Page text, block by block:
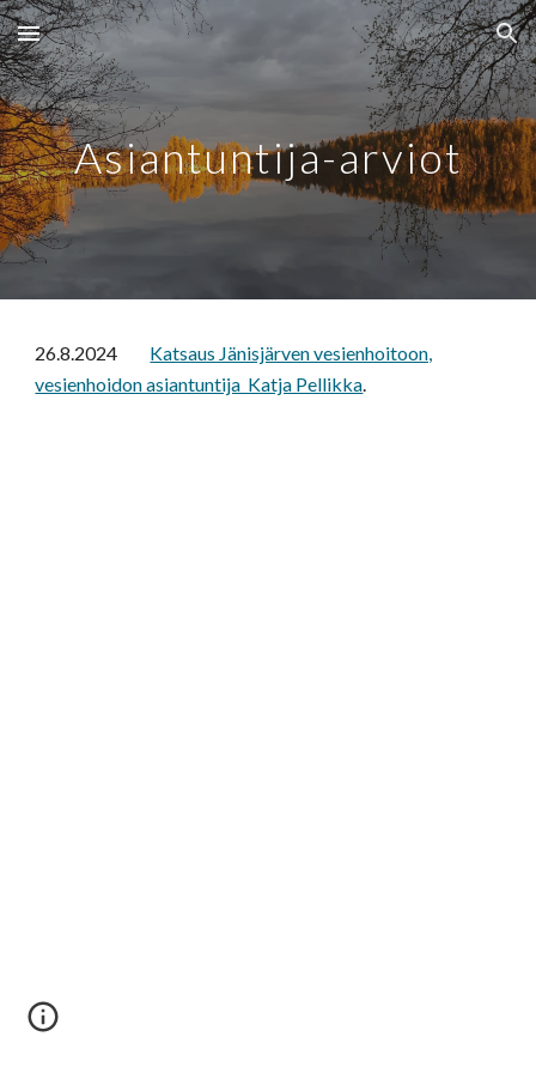
Skip to main content Skip to navigation
Asiantuntija-arviot
26.8.2024
Katsaus Jänisjärven vesienhoitoon,
vesienhoidon asiantuntija Katja Pellikka.